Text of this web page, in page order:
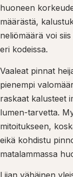
huoneen
määrästä,
neliömäärä voi
eri kodeissa.
Vaaleat pinnat
pienempi
raskaat kalusteet
lumen-tarvetta.
mitoitukseen,
eikä kohdistu
matalammassa
Liian vähäinen